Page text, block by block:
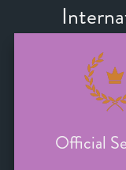
Official